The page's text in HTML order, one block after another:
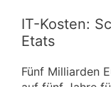
IT-Kosten:
Etats
Fünf Milliarden